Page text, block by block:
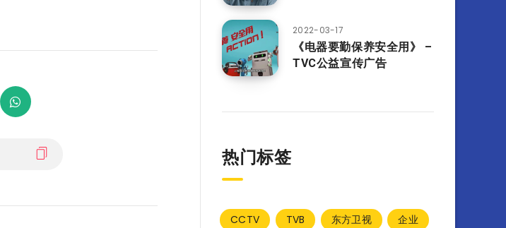
2022-03-17
《电器要勤保养安全用》 –
TVC公益宣传广告
热门标签
CCTV TVB 东方卫视
企业